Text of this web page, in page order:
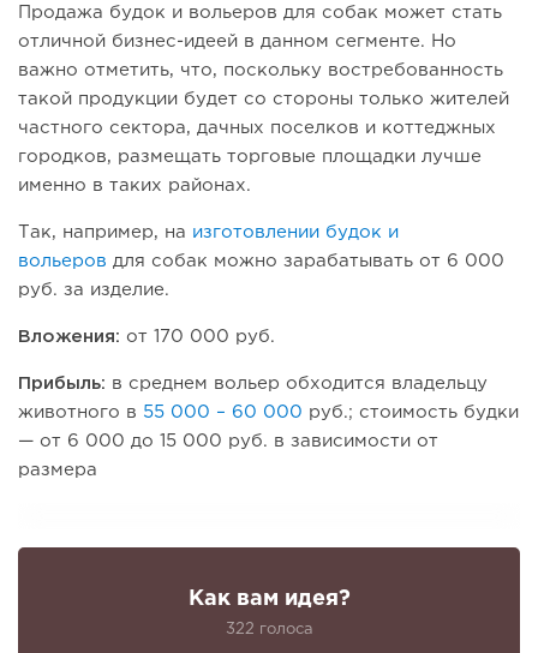
Продажа будок и вольеров для собак может стать
отличной бизнес-идеей в данном сегменте. Но
важно отметить, что, поскольку востребованность
такой продукции будет со стороны только жителей
частного сектора, дачных поселков и коттеджных
городков, размещать торговые площадки лучше
именно в таких районах.
Так, например, на изготовлении будок и
вольеров для собак можно зарабатывать от 6 000
руб. за изделие.
Вложения: от 170 000 руб.
Прибыль: в среднем вольер обходится владельцу
животного в 55 000 – 60 000 руб.; стоимость будки
— от 6 000 до 15 000 руб. в зависимости от
размера
Как вам идея?
322 голоса